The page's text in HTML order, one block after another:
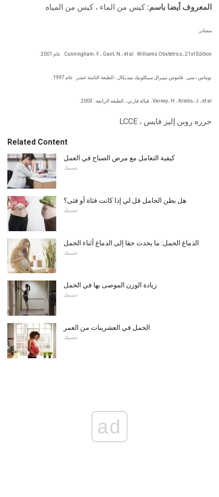
المعروف أيضا باسم: كيس من الماء ، كيس من المياه
مصادر:
Cunningham، F.، Gant، N.، et al. Williams Obstetrics، 21st Edition. عام 2001.
توماس ، سي. قاموس تيبيرال سيكلوبيك ميديكال ، الطبعة الثامنة عشر. عام 1997.
Varney، H.، Kriebs، J.، et al. قبالة فارني ، الطبعة الرابعة. 2003.
حرره روبن إليز فايس ، LCCE
Related Content
كيفية التعامل مع مرض الصباح في العمل
جسمك
هل بطن الحامل قل لي إذا كانت فتاة أو فتى؟
جسمك
الدماغ الحمل: ما يحدث حقا إلى الدماغ أثناء الحمل
جسمك
زيادة الوزن الموصى بها في الحمل
جسمك
الحمل في العشرينات من العمر
جسمك
ad